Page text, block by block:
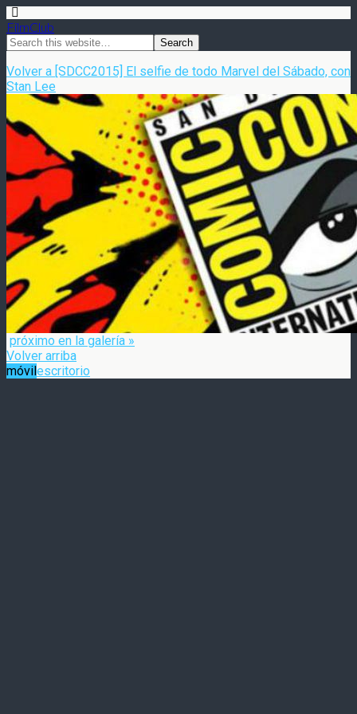
FilmClub
Volver a [SDCC2015] El selfie de todo Marvel del Sábado, con
Stan Lee
próximo en la galería »
Volver arriba
móvilescritorio